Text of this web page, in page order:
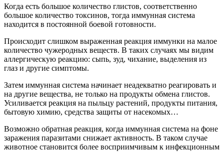
Когда есть большое количество глистов, соответственно
большое количество токсинов, тогда иммунная система
находится в постоянной боевой готовности.
Происходит слишком выраженная реакция иммунки на малое
количество чужеродных веществ. В таких случаях мы видим
аллергическую реакцию: сыпь, зуд, чихание, выделения из
глаз и другие симптомы.
Затем иммунная система начинает неадекватно реагировать и
на другие вещества, не только на продукты обмена глистов.
Усиливается реакция на пыльцу растений, продукты питания,
бытовую химию, средства защиты от насекомых…
Возможно обратная реакция, когда иммунная система на фоне
заражения паразитами снижает активность. В таком случае
животное становится более восприимчивым к инфекционным